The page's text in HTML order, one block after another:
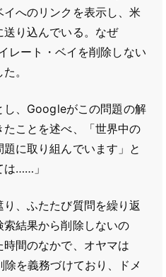
へのリンクを表示し、米
り込んでいる。なぜ
レート・ベイを削除しない
。
し、Googleがこの問題の解
ことを述べ、「世界中の
に取り組んでいます」と
は……」
、ふたたび質問を繰り返
結果から削除しないの
間のなかで、オヤマは
を義務づけており、ドメ